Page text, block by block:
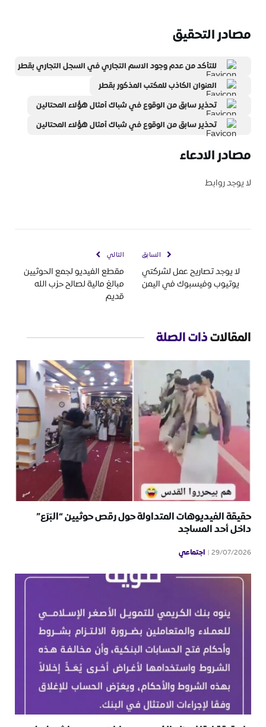
مصادر التحقيق
للتأكد من عدم وجود الاسم التجاري في السجل التجاري بقطر
العنوان الكاذب للمكتب المذكور بقطر
تحذير سابق من الوقوع في شباك أمثال هؤلاء المحتالين
تحذير سابق من الوقوع في شباك أمثال هؤلاء المحتالين
مصادر الادعاء
لا يوجد روابط
السابق
لا يوجد تصاريح عمل لشركتي
يوتيوب وفيسبوك في اليمن
التالي
مقطع الفيديو لجمع الحوثيين
مبالغ مالية لصالح حزب الله
قديم
المقالاتذات الصلة
حقيقة الفيديوهات المتداولة حول رقص حوثيين “البَرَع”
داخل أحد المساجد
29/07/2026 اجتماعي